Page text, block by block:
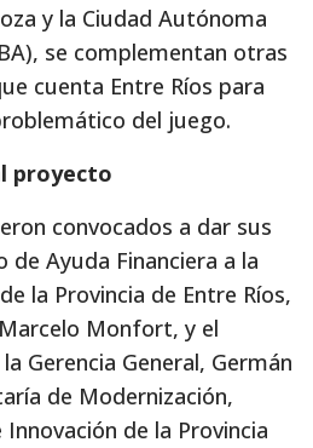
y la Ciudad Autónoma
se complementan otras
cuenta Entre Ríos para
del juego.
proyecto
convocados a dar sus
Ayuda Financiera a la
la Provincia de Entre Ríos,
Monfort, y el
Gerencia General, Germán
de Modernización,
de la Provincia